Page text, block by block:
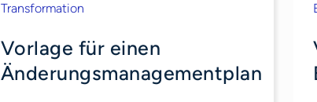
Transformation
Vorlage für einen
Änderungsmanagementplan